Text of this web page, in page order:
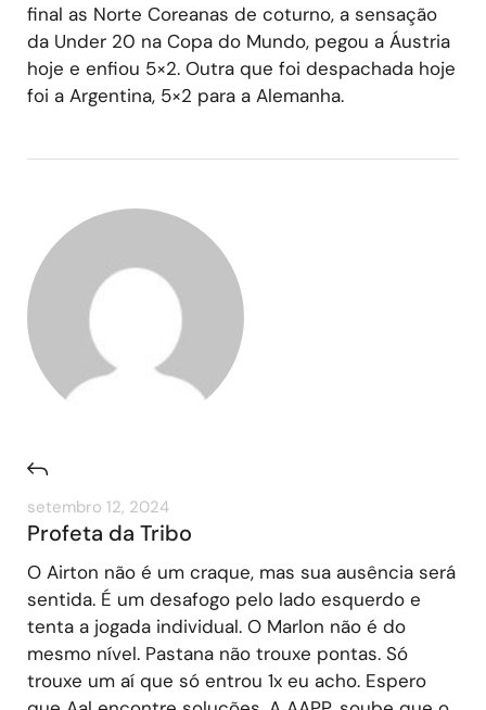
final as Norte Coreanas de coturno, a sensação
da Under 20 na Copa do Mundo, pegou a Áustria
hoje e enfiou 5×2. Outra que foi despachada hoje
foi a Argentina, 5×2 para a Alemanha.
setembro 12, 2024
Profeta da Tribo
O Airton não é um craque, mas sua ausência será
sentida. É um desafogo pelo lado esquerdo e
tenta a jogada individual. O Marlon não é do
mesmo nível. Pastana não trouxe pontas. Só
trouxe um aí que só entrou 1x eu acho. Espero